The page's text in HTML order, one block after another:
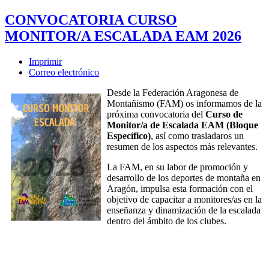
CONVOCATORIA CURSO
MONITOR/A ESCALADA EAM 2026
Imprimir
Correo electrónico
Desde la Federación Aragonesa de
Montañismo (FAM) os informamos de la
próxima convocatoria del Curso de
Monitor/a de Escalada EAM (Bloque
Específico), así como trasladaros un
resumen de los aspectos más relevantes.
La FAM, en su labor de promoción y
desarrollo de los deportes de montaña en
Aragón, impulsa esta formación con el
objetivo de capacitar a monitores/as en la
enseñanza y dinamización de la escalada
dentro del ámbito de los clubes.